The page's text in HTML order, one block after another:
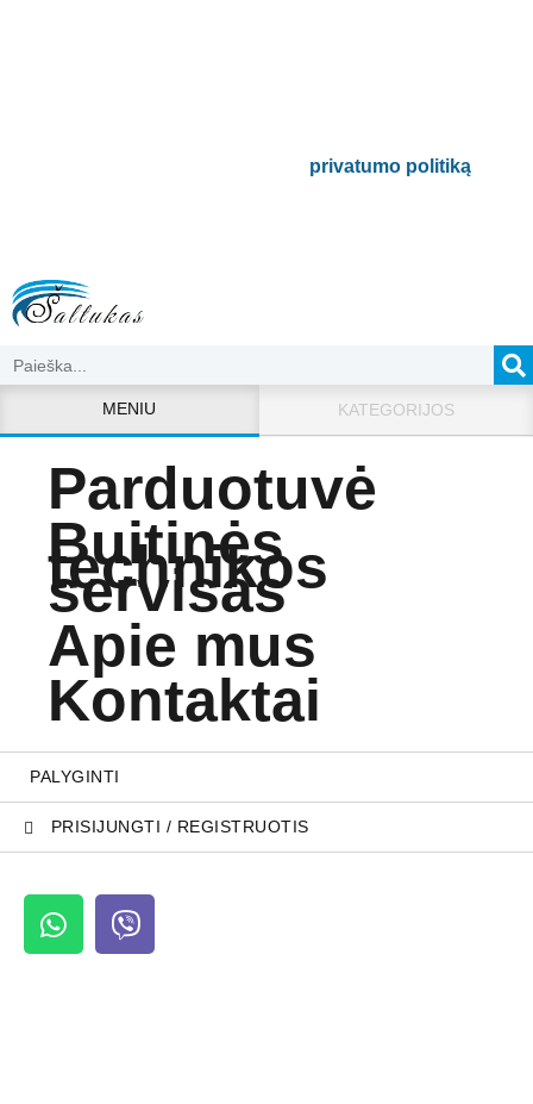
privatumo politiką.
MENIU KATEGORIJOS
Parduotuvė
Buitinės
technikos
servisas
Apie mus
Kontaktai
PALYGINTI
PRISIJUNGTI / REGISTRUOTIS